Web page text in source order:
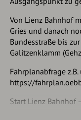
Überhang (E/F).
überhängende
Pfeiler (D/E) und das
Abstieg erfolgt
dann in felsiges
letztendlich auf
Radweg führt.
Von Lienz Bahnhof
Gries und danach
Bundesstraße bis
Galitzenklamm
Fahrplanabfrage
https://
Start Lienz Bahnhof